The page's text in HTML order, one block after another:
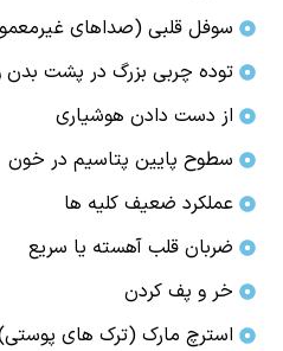
سوفل قلبی (صداهای
توده چربی بزرگ در پشت بدن
از دست دادن هوشیاری
سطوح پایین پتاسیم در خون
عملکرد ضعیف کلیه ها
ضربان قلب آهسته یا سریع
خر و پف کردن
استرچ مارک (ترک های